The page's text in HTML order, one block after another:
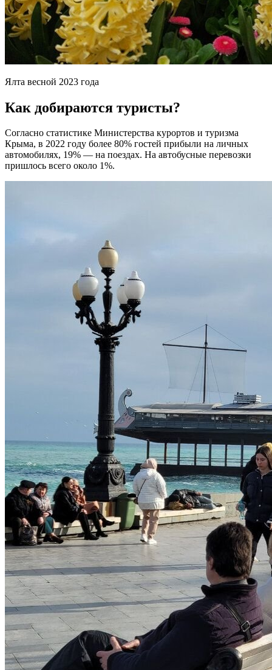
Ялта весной 2023 года
Как добираются туристы?
Согласно статистике Министерства курортов и туризма
Крыма, в 2022 году более 80% гостей прибыли на личных
автомобилях, 19% — на поездах. На автобусные перевозки
пришлось всего около 1%.